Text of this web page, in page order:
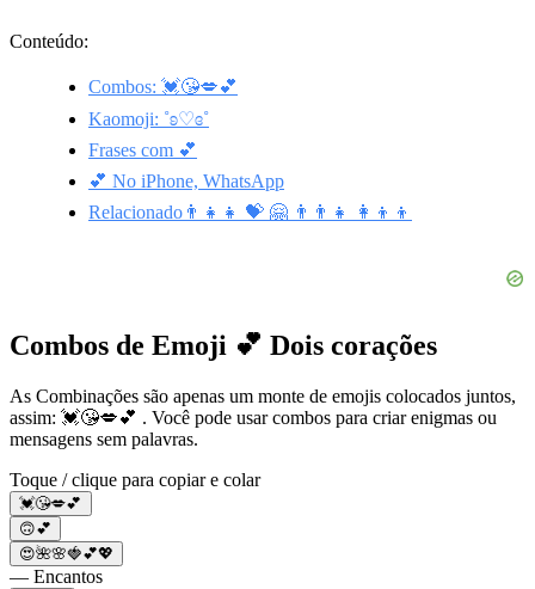
Conteúdo:
Combos: 💓😘💋💕
Kaomoji: ˚ʚ♡ɞ˚
Frases com 💕
💕 No iPhone, WhatsApp
Relacionado👨‍👧‍👧 💝 🤗 👨‍👨‍👧 👩‍👦‍👦
Combos de Emoji 💕 Dois corações
As Combinações são apenas um monte de emojis colocados juntos,
assim: 💓😘💋💕 . Você pode usar combos para criar enigmas ou
mensagens sem palavras.
Toque / clique para copiar e colar
💓😘💋💕
🙃💕
😍🌺🌸🍓💕💖
— Encantos